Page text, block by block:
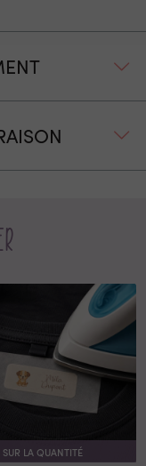
SUR LA QUANTITÉ